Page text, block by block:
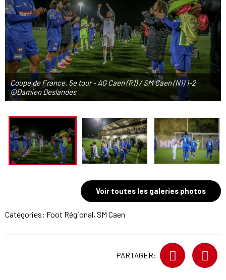
Coupe de France. 5e tour - AG Caen (R1) / SM Caen (N1) 1-2
©Damien Deslandes
Voir toutes les galeries photos
Catégories: Foot Régional, SM Caen
PARTAGER: